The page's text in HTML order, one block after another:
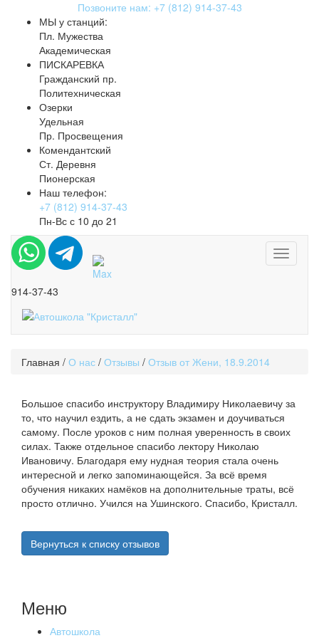
Позвоните нам: +7 (812) 914-37-43
МЫ у станций:
Пл. Мужества
Академическая
ПИСКАРЕВКА
Гражданский пр.
Политехническая
Озерки
Удельная
Пр. Просвещения
Комендантский
Ст. Деревня
Пионерская
Наш телефон:
+7 (812) 914-37-43
Пн-Вс с 10 до 21
Toggle
914-37-43
Главная / О нас / Отзывы / Отзыв от Жени, 18.9.2014
Большое спасибо инструктору Владимиру Николаевичу за
то, что научил ездить, а не сдать экзамен и доучиваться
самому. После уроков с ним полная уверенность в своих
силах. Также отдельное спасибо лектору Николаю
Ивановичу. Благодаря ему нудная теория стала очень
интересной и легко запоминающейся. За всё время
обучения никаких намёков на дополнительные траты, всё
просто отлично. Учился на Ушинского. Спасибо, Кристалл.
Вернуться к списку отзывов
Меню
Автошкола